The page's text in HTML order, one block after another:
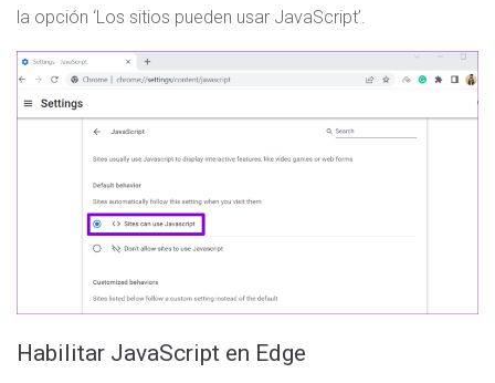
la opción ‘Los sitios pueden usar JavaScript’.
Habilitar JavaScript en Edge